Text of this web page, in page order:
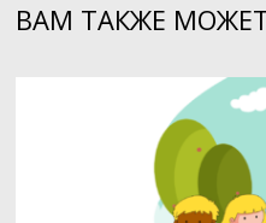
ВАМ ТАКЖЕ